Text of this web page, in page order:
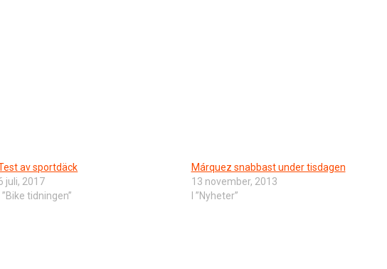
av sportdäck
juli, 2017
”Bike tidningen”
Márquez snabbast under tisdagen
13 november, 2013
I ”Nyheter”